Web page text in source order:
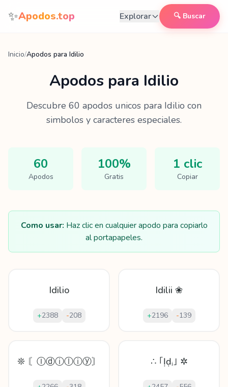
Saltar al contenido
✨Apodos.top Explorar 🔍 Buscar
Inicio/Apodos para Idilio
Apodos para Idilio
Descubre 60 apodos unicos para Idilio con
simbolos y caracteres especiales.
60
Apodos
100%
Gratis
1 clic
Copiar
Como usar: Haz clic en cualquier apodo para copiarlo
al portapapeles.
Idilio
+2388 -208
Idilii ❀
+2196 -139
❊ 〘Ⓘⓓⓘⓛⓘⓨ〙 ∴ ｢Ịḍᵢ｣ ✲